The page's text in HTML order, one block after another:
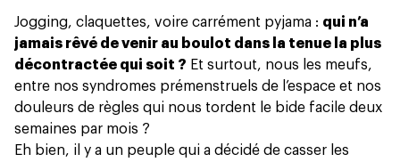
Jogging, claquettes, voire carrément pyjama : qui n’a
jamais rêvé de venir au boulot dans la tenue la plus
décontractée qui soit ? Et surtout, nous les meufs,
entre nos syndromes prémenstruels de l’espace et nos
douleurs de règles qui nous tordent le bide facile deux
semaines par mois ?
Eh bien, il y a un peuple qui a décidé de casser les